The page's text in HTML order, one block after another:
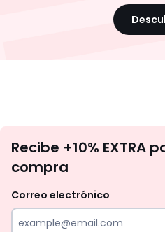
Recibe +10% EXTRA
compra
Correo electrónico